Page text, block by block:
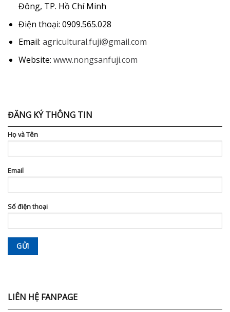
Đông, TP. Hồ Chí Minh
Điện thoại: 0909.565.028
Email: agricultural.fuji@gmail.com
Website: www.nongsanfuji.com
ĐĂNG KÝ THÔNG TIN
Họ và Tên
Email
Số điện thoại
LIÊN HỆ FANPAGE